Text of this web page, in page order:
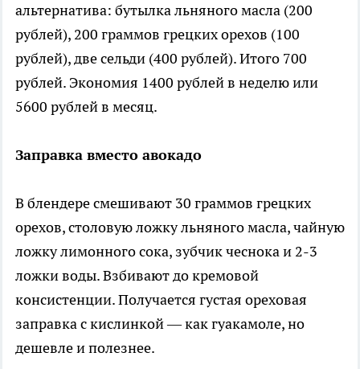
альтернатива: бутылка льняного масла (200
рублей), 200 граммов грецких орехов (100
рублей), две сельди (400 рублей). Итого 700
рублей. Экономия 1400 рублей в неделю или
5600 рублей в месяц.
Заправка вместо авокадо
В блендере смешивают 30 граммов грецких
орехов, столовую ложку льняного масла, чайную
ложку лимонного сока, зубчик чеснока и 2-3
ложки воды. Взбивают до кремовой
консистенции. Получается густая ореховая
заправка с кислинкой — как гуакамоле, но
дешевле и полезнее.